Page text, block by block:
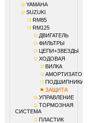
YAMAHA
SUZUKI
RM85
RM125
ДВИГАТЕЛЬ
ФИЛЬТРЫ
ЦЕПИ+ЗВЕЗДЫ
ХОДОВАЯ
ВИЛКА
АМОРТИЗАТОР
ПОДШИПНИКИ
ЗАЩИТА
УПРАВЛЕНИЕ
ТОРМОЗНАЯ
СИСТЕМА
ПЛАСТИК